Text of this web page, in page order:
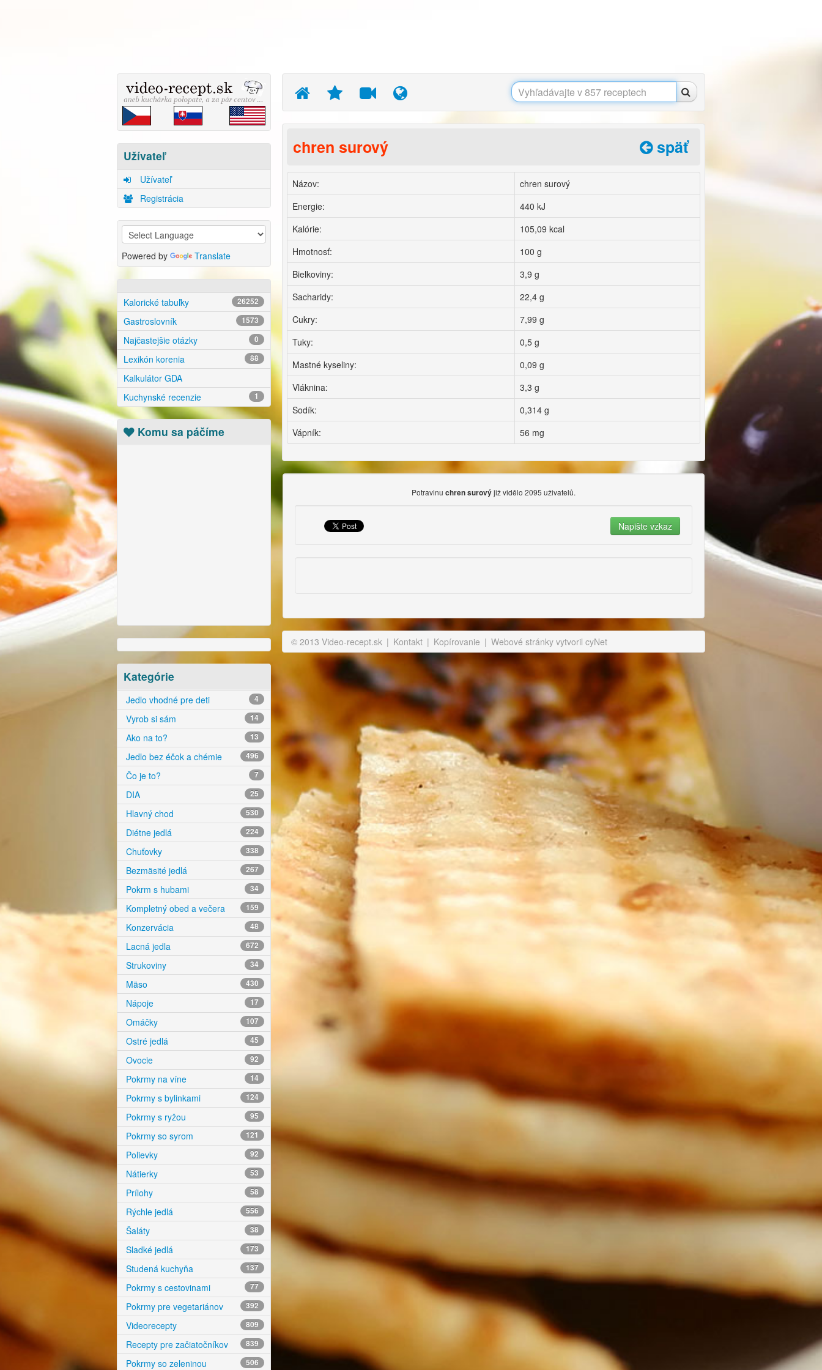
Užívateľ
Užívateľ
Registrácia
Powered by Translate
Kalorické tabuľky 26252
Gastroslovník 1573
Najčastejšie otázky 0
Lexikón korenia 88
Kalkulátor GDA
Kuchynské recenzie
1
Komu sa páčíme
Kategórie
Jedlo vhodné pre deti 4
Vyrob si sám 14
Ako na to? 13
Jedlo bez éčok a chémie 496
Čo je to? 7
DIA 25
Hlavný chod 530
Diétne jedlá 224
Chuťovky 338
Bezmäsité jedlá 267
Pokrm s hubami 34
Kompletný obed a večera 159
Konzervácia 48
Lacná jedla 672
Strukoviny 34
Mäso 430
Nápoje 17
Omáčky 107
Ostré jedlá 45
Ovocie 92
Pokrmy na víne 14
Pokrmy s bylinkami 124
Pokrmy s ryžou 95
Pokrmy so syrom 121
Polievky 92
Nátierky 53
Prílohy 58
Rýchle jedlá 556
Šaláty 38
Sladké jedlá 173
Studená kuchyňa 137
Pokrmy s cestovinami 77
Pokrmy pre vegetariánov 392
Videorecepty 809
Recepty pre začiatočníkov 839
Pokrmy so zeleninou 506
chren surový späť
Názov:
chren surový
Energie:
440 kJ
Kalórie:
105,09 kcal
Hmotnosť:
100 g
Bielkoviny:
3,9 g
Sacharidy:
22,4 g
Cukry:
7,99 g
Tuky:
0,5 g
Mastné kyseliny:
0,09 g
Vláknina:
3,3 g
Sodík:
0,314 g
Vápník:
56 mg
Potravinu chren surovýjiž vidělo 2095 uživatelů.
© 2013 Video-recept.sk | Kontakt | Kopírovanie | Webové stránky vytvoril cyNet